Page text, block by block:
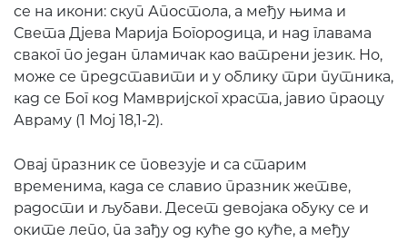
се на икони: скуп Апостола, а међу њима и
Света Дјева Марија Богородица, и над главама
сваког по један пламичак као ватрени језик. Но,
може се представити и у облику три путника,
кад се Бог код Мамвријског храста, јавио праоцу
Авраму (1 Мој 18,1-2).
Овај празник се повезује и ca старим
временима, када се славио празник жетве,
радости и љубави. Десет девојака обуку се и
оките лепо, па зађу од куће до куће, а међу